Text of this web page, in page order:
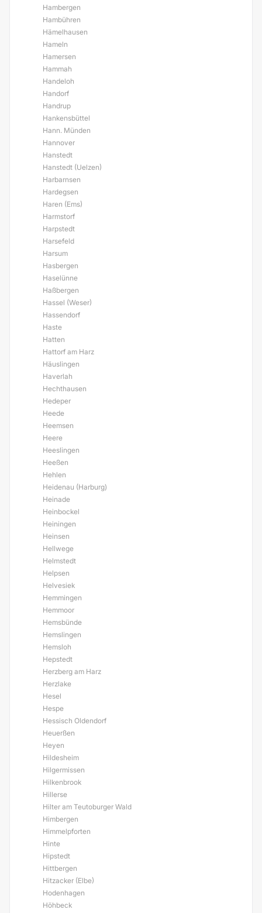
Hambergen
Hambühren
Hämelhausen
Hameln
Hamersen
Hammah
Handeloh
Handorf
Handrup
Hankensbüttel
Hann. Münden
Hannover
Hanstedt
Hanstedt (Uelzen)
Harbarnsen
Hardegsen
Haren (Ems)
Harmstorf
Harpstedt
Harsefeld
Harsum
Hasbergen
Haselünne
Haßbergen
Hassel (Weser)
Hassendorf
Haste
Hatten
Hattorf am Harz
Häuslingen
Haverlah
Hechthausen
Hedeper
Heede
Heemsen
Heere
Heeslingen
Heeßen
Hehlen
Heidenau (Harburg)
Heinade
Heinbockel
Heiningen
Heinsen
Hellwege
Helmstedt
Helpsen
Helvesiek
Hemmingen
Hemmoor
Hemsbünde
Hemslingen
Hemsloh
Hepstedt
Herzberg am Harz
Herzlake
Hesel
Hespe
Hessisch Oldendorf
Heuerßen
Heyen
Hildesheim
Hilgermissen
Hilkenbrook
Hillerse
Hilter am Teutoburger Wald
Himbergen
Himmelpforten
Hinte
Hipstedt
Hittbergen
Hitzacker (Elbe)
Hodenhagen
Höhbeck